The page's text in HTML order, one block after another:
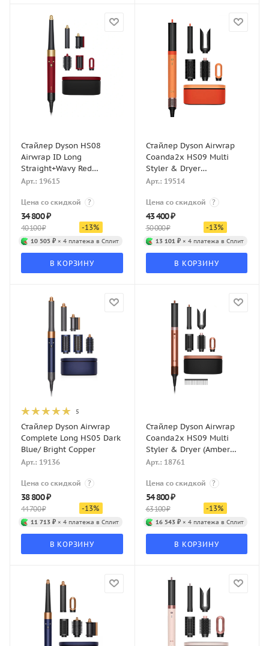
Стайлер Dyson HS08
Airwrap ID Long
Straight+Wavy Red
Velvet/Gold
Арт.: 19615
Цена со скидкой ?
34 800₽
40 100₽ -13%
10 505 ₽ × 4 платежа в Сплит
В КОРЗИНУ
Стайлер Dyson Airwrap
Coanda2x HS09 Multi
Styler & Dryer
(Apricot/Topaz)
Арт.: 19514
Цена со скидкой ?
43 400₽
50 000₽ -13%
13 101 ₽× 4 платежа в Сплит
В КОРЗИНУ
5
Стайлер Dyson Airwrap
Complete Long HS05 Dark
Blue/ Bright Copper
Арт.: 19136
Цена со скидкой ?
38 800₽
44 700₽ -13%
11 713 ₽ × 4 платежа в Сплит
В КОРЗИНУ
Стайлер Dyson Airwrap
Coanda2x HS09 Multi
Styler & Dryer (Amber
Silk)
Арт.: 18761
Цена со скидкой ?
54 800₽
63 100₽ -13%
16 543 ₽× 4 платежа в Сплит
В КОРЗИНУ